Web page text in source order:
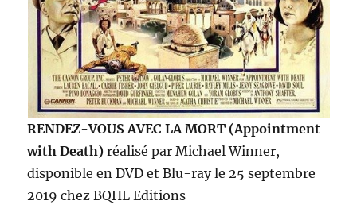
RENDEZ-VOUS AVEC LA MORT (Appointment
with Death)réalisé par Michael Winner,
disponible en DVD et Blu-ray le 25 septembre
2019 chez BQHL Editions